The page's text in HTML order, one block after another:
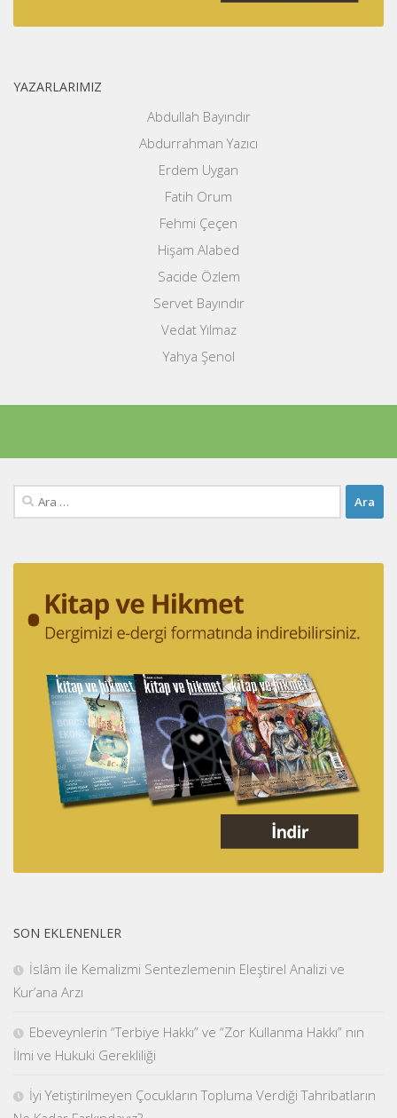
YAZARLARIMIZ
Abdullah Bayındır
Abdurrahman Yazıcı
Erdem Uygan
Fatih Orum
Fehmi Çeçen
Hişam Alabed
Sacide Özlem
Servet Bayındır
Vedat Yılmaz
Yahya Şenol
Arama:
SON EKLENENLER
İslâm ile Kemalizmi Sentezlemenin Eleştirel Analizi ve
Kur’ana Arzı
Ebeveynlerin “Terbiye Hakkı” ve “Zor Kullanma Hakkı” nın
İlmi ve Hukuki Gerekliliği
İyi Yetiştirilmeyen Çocukların Topluma Verdiği Tahribatların